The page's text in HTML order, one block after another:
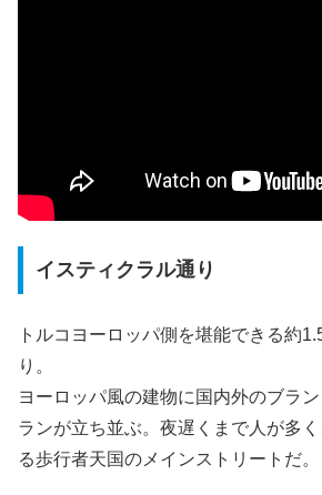
イスティクラル通り
トルコヨーロッパ側を堪能できる約
り。
ヨーロッパ風の建物に国内外のブラ
ランが立ち並ぶ。夜遅くまで人が多
る歩行者天国のメインストリートだ。